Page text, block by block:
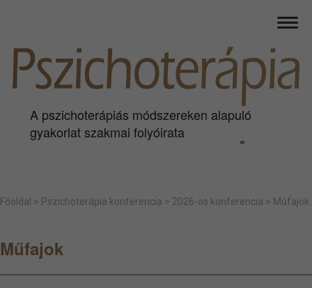
A pszichoterápiás módszereken alapuló
gyakorlat szakmai folyóirata
Főoldal > Pszichoterápia konferencia > 2026-os konferencia > Műfajok
Műfajok